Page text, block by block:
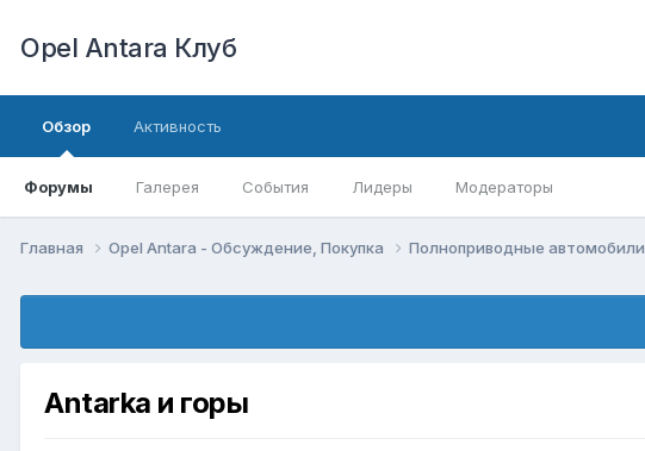
Opel Antara Клуб
Обзор
Форумы Галерея События Лидеры Модераторы
Активность
Главная Opel Antara - Обсуждение, Покупка Полноприводные автомобили
Antarka и горы